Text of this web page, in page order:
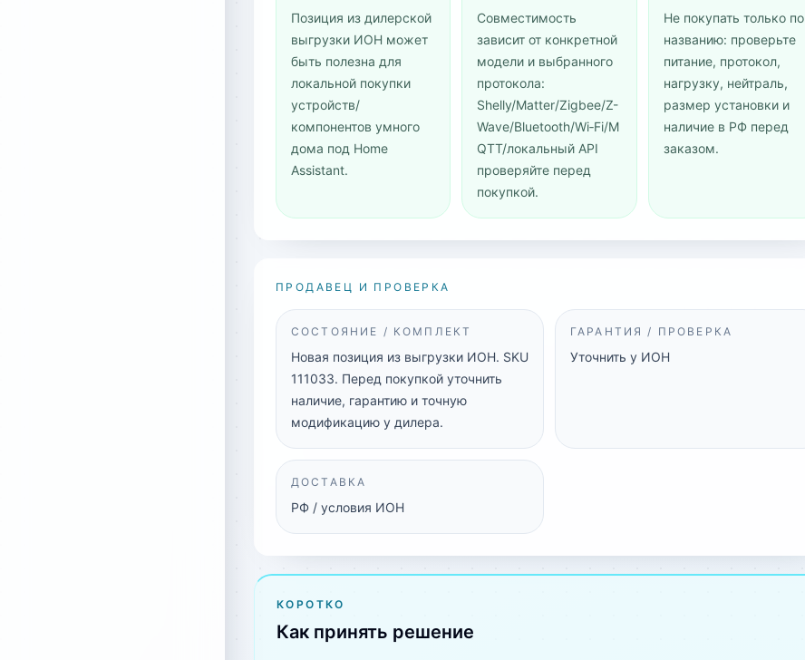
Позиция из дилерской
выгрузки ИОН может
быть полезна для
локальной покупки
устройств/
компонентов умного
дома под Home
Assistant.
Совместимость
зависит от конкретной
модели и выбранного
протокола:
Shelly/Matter/Zigbee/Z-
Wave/Bluetooth/Wi‑Fi/M
QTT/локальный API
проверяйте перед
покупкой.
Не покупать только по
названию: проверьте
питание, протокол,
нагрузку, нейтраль,
размер установки и
наличие в РФ перед
заказом.
ПРОДАВЕЦ И ПРОВЕРКА
СОСТОЯНИЕ / КОМПЛЕКТ
Новая позиция из выгрузки ИОН. SKU
111033. Перед покупкой уточнить
наличие, гарантию и точную
модификацию у дилера.
ГАРАНТИЯ / ПРОВЕРКА
Уточнить у ИОН
ДОСТАВКА
РФ / условия ИОН
КОРОТКО
Как принять решение